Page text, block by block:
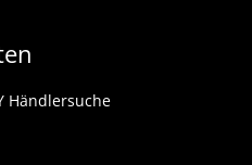
Händlersuche